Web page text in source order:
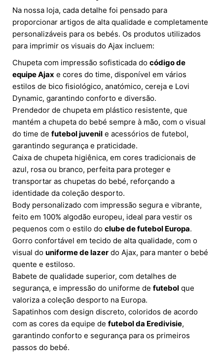
Na nossa loja, cada detalhe foi pensado para
proporcionar artigos de alta qualidade e completamente
personalizáveis para os bebés. Os produtos utilizados
para imprimir os visuais do Ajax incluem:
Chupeta com impressão sofisticada do código de
equipe Ajax e cores do time, disponível em vários
estilos de bico fisiológico, anatómico, cereja e Lovi
Dynamic, garantindo conforto e diversão.
Prendedor de chupeta em plástico resistente, que
mantém a chupeta do bebé sempre à mão, com o visual
do time de futebol juvenil e acessórios de futebol,
garantindo segurança e praticidade.
Caixa de chupeta higiênica, em cores tradicionais de
azul, rosa ou branco, perfeita para proteger e
transportar as chupetas do bebé, reforçando a
identidade da coleção desporto.
Body personalizado com impressão segura e vibrante,
feito em 100% algodão europeu, ideal para vestir os
pequenos com o estilo do clube de futebol Europa.
Gorro confortável em tecido de alta qualidade, com o
visual do uniforme de lazer do Ajax, para manter o bebé
quente e estiloso.
Babete de qualidade superior, com detalhes de
segurança, e impressão do uniforme de futebol que
valoriza a coleção desporto na Europa.
Sapatinhos com design discreto, coloridos de acordo
com as cores da equipe de futebol da Eredivisie,
garantindo conforto e segurança para os primeiros
passos do bebé.